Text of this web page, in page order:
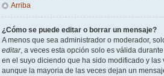
Arriba
¿Cómo se puede editar o borrar un mensaje?
A menos que sea administrador o moderador,
editar, a veces esta opción solo es válida
en el suyo diciendo que ha sido modificado y
aunque la mayoria de las veces dejan un